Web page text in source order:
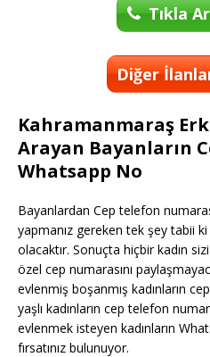
Tıkla
Diğer
Kahramanmaraş
Arayan Bayanların
Whatsapp No
Bayanlardan Cep telefon
yapmanız gereken tek şey tabii
olacaktır. Sonuçta hiçbir kadın
özel cep numarasını
evlenmiş boşanmış kadınların
yaşlı kadınların cep telefon
evlenmek isteyen kadınların
fırsatınız bulunuyor.